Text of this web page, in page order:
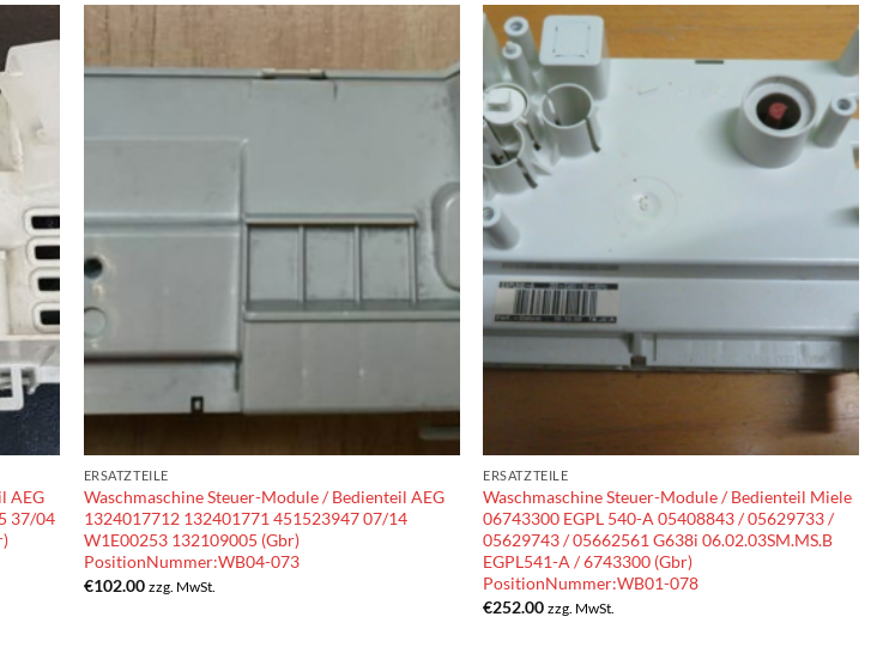
AEG
37/04
ERSATZTEILE
Waschmaschine Steuer-Module / Bedienteil AEG
1324017712 132401771 451523947 07/14
W1E00253 132109005 (Gbr)
PositionNummer:WB04-073
€102.00 zzg. MwSt.
ERSATZTEILE
Waschmaschine Steuer-Module / Bedienteil Miele
06743300 EGPL 540-A 05408843 / 05629733 /
05629743 / 05662561 G638i 06.02.03SM.MS.B
EGPL541-A / 6743300 (Gbr)
PositionNummer:WB01-078
€252.00 zzg. MwSt.